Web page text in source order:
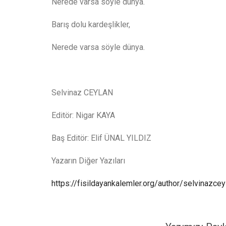
Barış dolu kardeşlikler,
Nerede varsa söyle dünya.
Selvinaz CEYLAN
Editör: Nigar KAYA
Baş Editör: Elif ÜNAL YILDIZ
Yazarın Diğer Yazıları
https://fisildayankalemler.org/author/